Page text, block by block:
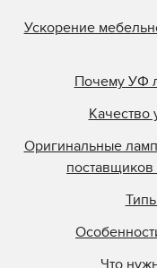
Ускорение
Почему УФ
Качество
Оригинальные